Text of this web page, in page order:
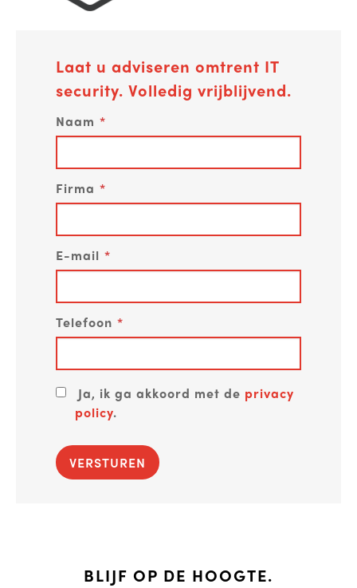
Laat u adviseren omtrent IT
security. Volledig vrijblijvend.
Naam
Firma
E-mail
Telefoon
Ja, ik ga akkoord met de privacy
policy.
VERSTUREN
BLIJF OP DE HOOGTE.